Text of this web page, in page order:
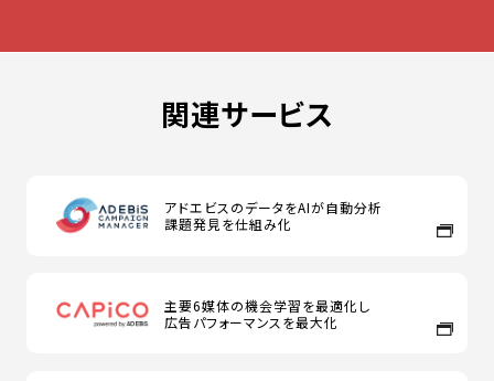
関連サービス
アドエビスのデータをAIが自動分析
課題発見を仕組み化
主要6媒体の機会学習を最適化し
広告パフォーマンスを最大化